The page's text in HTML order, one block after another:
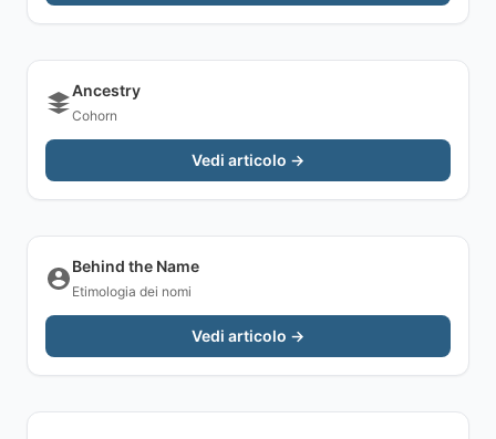
Ancestry
Cohorn
Vedi articolo →
Behind the Name
Etimologia dei nomi
Vedi articolo →